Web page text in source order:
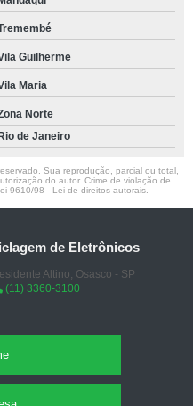
Guilherme
Maria
Norte
Rio de Janeiro
Sua reprodução, parcial ou total,
do autor. Crime de violação de
9610/98 - Lei de direitos autorais
de Eletrônicos
Altino, Osasco - SP
(11) 3360-3100